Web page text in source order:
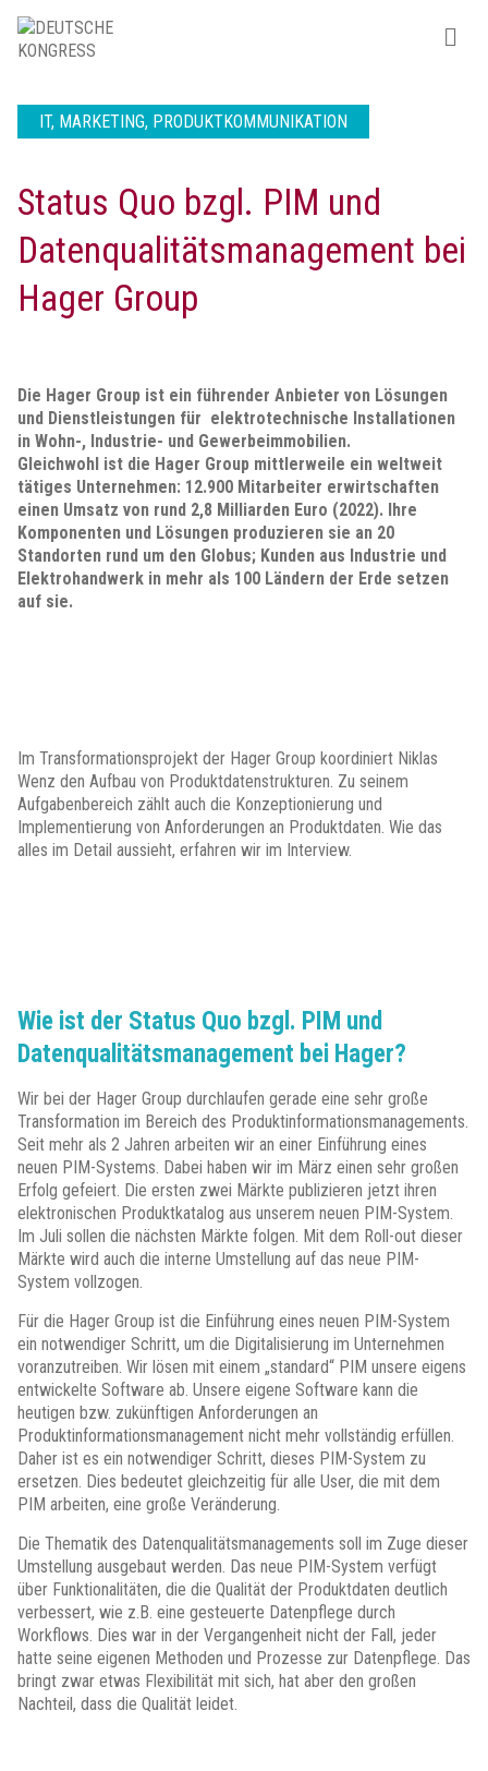
IT, MARKETING, PRODUKTKOMMUNIKATION
Status Quo bzgl. PIM und
Datenqualitätsmanagement bei
Hager Group
Die Hager Group ist ein führender Anbieter von Lösungen
und Dienstleistungen für elektrotechnische Installationen
in Wohn-, Industrie- und Gewerbeimmobilien.
Gleichwohl ist die Hager Group mittlerweile ein weltweit
tätiges Unternehmen: 12.900 Mitarbeiter erwirtschaften
einen Umsatz von rund 2,8 Milliarden Euro (2022). Ihre
Komponenten und Lösungen produzieren sie an 20
Standorten rund um den Globus; Kunden aus Industrie und
Elektrohandwerk in mehr als 100 Ländern der Erde setzen
auf sie.
Im Transformationsprojekt der Hager Group koordiniert Niklas
Wenz den Aufbau von Produktdatenstrukturen. Zu seinem
Aufgabenbereich zählt auch die Konzeptionierung und
Implementierung von Anforderungen an Produktdaten. Wie das
alles im Detail aussieht, erfahren wir im Interview.
Wie ist der Status Quo bzgl. PIM und
Datenqualitätsmanagement bei Hager?
Wir bei der Hager Group durchlaufen gerade eine sehr große
Transformation im Bereich des Produktinformationsmanagements.
Seit mehr als 2 Jahren arbeiten wir an einer Einführung eines
neuen PIM-Systems. Dabei haben wir im März einen sehr großen
Erfolg gefeiert. Die ersten zwei Märkte publizieren jetzt ihren
elektronischen Produktkatalog aus unserem neuen PIM-System.
Im Juli sollen die nächsten Märkte folgen. Mit dem Roll-out dieser
Märkte wird auch die interne Umstellung auf das neue PIM-
System vollzogen.
Für die Hager Group ist die Einführung eines neuen PIM-System
ein notwendiger Schritt, um die Digitalisierung im Unternehmen
voranzutreiben. Wir lösen mit einem „standard“ PIM unsere eigens
entwickelte Software ab. Unsere eigene Software kann die
heutigen bzw. zukünftigen Anforderungen an
Produktinformationsmanagement nicht mehr vollständig erfüllen.
Daher ist es ein notwendiger Schritt, dieses PIM-System zu
ersetzen. Dies bedeutet gleichzeitig für alle User, die mit dem
PIM arbeiten, eine große Veränderung.
Die Thematik des Datenqualitätsmanagements soll im Zuge dieser
Umstellung ausgebaut werden. Das neue PIM-System verfügt
über Funktionalitäten, die die Qualität der Produktdaten deutlich
verbessert, wie z.B. eine gesteuerte Datenpflege durch
Workflows. Dies war in der Vergangenheit nicht der Fall, jeder
hatte seine eigenen Methoden und Prozesse zur Datenpflege. Das
bringt zwar etwas Flexibilität mit sich, hat aber den großen
Nachteil, dass die Qualität leidet.